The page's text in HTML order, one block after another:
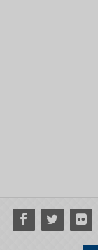
Facebook
Twitter Flickr